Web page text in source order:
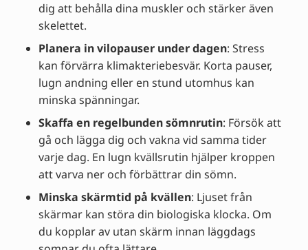
dig att behålla dina muskler och stärker även
skelettet.
Planera in vilopauser under dagen: Stress
kan förvärra klimakteriebesvär. Korta pauser,
lugn andning eller en stund utomhus kan
minska spänningar.
Skaffa en regelbunden sömnrutin: Försök att
gå och lägga dig och vakna vid samma tider
varje dag. En lugn kvällsrutin hjälper kroppen
att varva ner och förbättrar din sömn.
Minska skärmtid på kvällen: Ljuset från
skärmar kan störa din biologiska klocka. Om
du kopplar av utan skärm innan läggdags